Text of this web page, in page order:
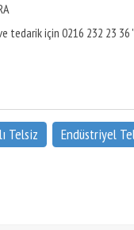
tedarik için 0216 232 23 36
Telsiz Endüstriyel